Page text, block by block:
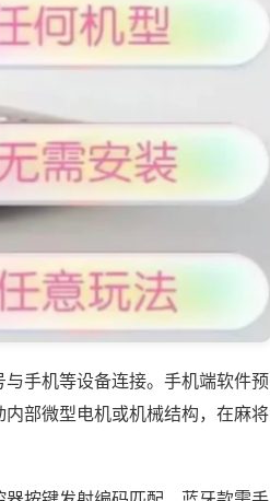
手机等设备连接。手机端软件预
部微型电机或机械结构，在麻将